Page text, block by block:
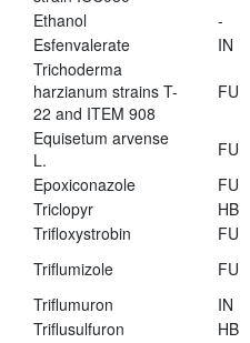
Ethanol -
Esfenvalerate
IN
Trichoderma
harzianum strains T-
22 and ITEM 908
FU
Equisetum arvense
L.
FU
Epoxiconazole
FU
Triclopyr
HB
Trifloxystrobin
FU
Triflumizole
FU
Triflumuron
IN
Triflusulfuron
HB